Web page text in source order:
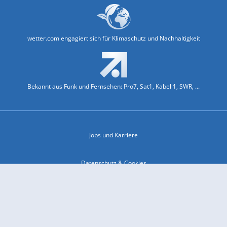
wetter.com engagiert sich für Klimaschutz und Nachhaltigkeit
Bekannt aus Funk und Fernsehen: Pro7, Sat1, Kabel 1, SWR, ...
Jobs und Karriere
Datenschutz & Cookies